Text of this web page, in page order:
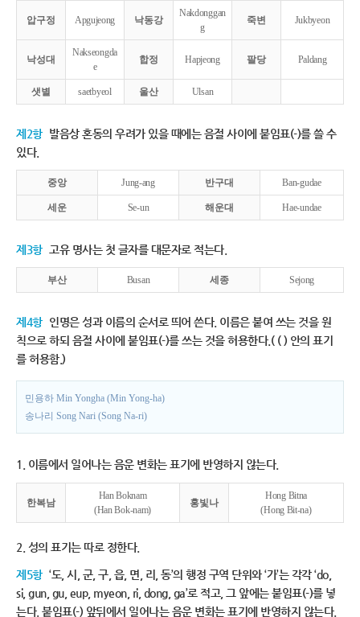
압구정 Apgujeong 낙동강
Nakdonggan
g
죽변 Jukbyeon
낙성대
Nakseongda
e
합정 Hapjeong 팔당 Paldang
샛별 saetbyeol 울산 Ulsan
제2항 발음상 혼동의 우려가 있을 때에는 음절 사이에 붙임표(-)를 쓸 수
있다.
중앙 Jung-ang 반구대 Ban-gudae
세운 Se-un 해운대 Hae-undae
제3항 고유 명사는 첫 글자를 대문자로 적는다.
부산 Busan 세종 Sejong
제4항 인명은 성과 이름의 순서로 띄어 쓴다. 이름은 붙여 쓰는 것을 원
칙으로 하되 음절 사이에 붙임표(-)를 쓰는 것을 허용한다.( ( ) 안의 표기
를 허용함.)
민용하 Min Yongha (Min Yong-ha)
송나리 Song Nari (Song Na-ri)
1. 이름에서 일어나는 음운 변화는 표기에 반영하지 않는다.
한복남
Han Boknam
(Han Bok-nam)
홍빛나
Hong Bitna
(Hong Bit-na)
2. 성의 표기는 따로 정한다.
제5항 ‘도, 시, 군, 구, 읍, 면, 리, 동’의 행정 구역 단위와 ‘가’는 각각 ‘do,
si, gun, gu, eup, myeon, ri, dong, ga’로 적고, 그 앞에는 붙임표(-)를 넣
는다. 붙임표(-) 앞뒤에서 일어나는 음운 변화는 표기에 반영하지 않는다.